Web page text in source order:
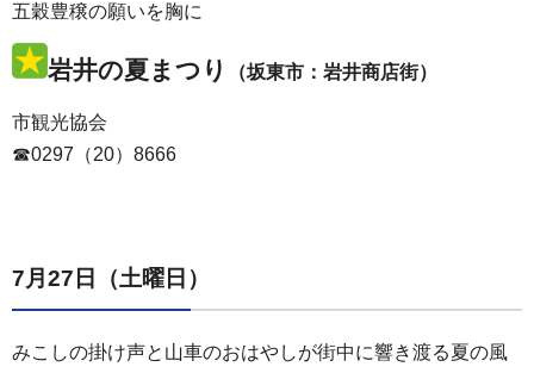
五穀豊穣の願いを胸に
岩井の夏まつり （坂東市：岩井商店街）
市観光協会
☎0297（20）8666
7月27日（土曜日）
みこしの掛け声と山車のおはやしが街中に響き渡る夏の風